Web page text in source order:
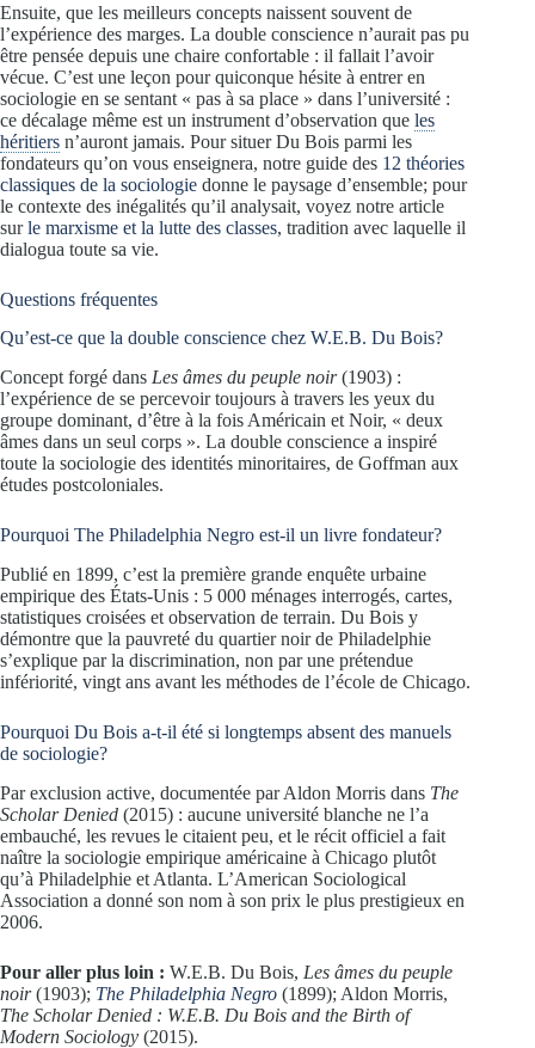
Ensuite, que les meilleurs concepts naissent souvent de
l’expérience des marges. La double conscience n’aurait pas pu
être pensée depuis une chaire confortable : il fallait l’avoir
vécue. C’est une leçon pour quiconque hésite à entrer en
sociologie en se sentant « pas à sa place » dans l’université :
ce décalage même est un instrument d’observation que les
héritiers n’auront jamais. Pour situer Du Bois parmi les
fondateurs qu’on vous enseignera, notre guide des 12 théories
classiques de la sociologie donne le paysage d’ensemble; pour
le contexte des inégalités qu’il analysait, voyez notre article
surle marxisme et la lutte des classes, tradition avec laquelle il
dialogua toute sa vie.
Questions fréquentes
Qu’est-ce que la double conscience chez W.E.B. Du Bois?
Concept forgé dans Les âmes du peuple noir(1903) :
l’expérience de se percevoir toujours à travers les yeux du
groupe dominant, d’être à la fois Américain et Noir, « deux
âmes dans un seul corps ». La double conscience a inspiré
toute la sociologie des identités minoritaires, de Goffman aux
études postcoloniales.
Pourquoi The Philadelphia Negro est-il un livre fondateur?
Publié en 1899, c’est la première grande enquête urbaine
empirique des États-Unis : 5 000 ménages interrogés, cartes,
statistiques croisées et observation de terrain. Du Bois y
démontre que la pauvreté du quartier noir de Philadelphie
s’explique par la discrimination, non par une prétendue
infériorité, vingt ans avant les méthodes de l’école de Chicago.
Pourquoi Du Bois a-t-il été si longtemps absent des manuels
de sociologie?
Par exclusion active, documentée par Aldon Morris dans The
Scholar Denied (2015) : aucune université blanche ne l’a
embauché, les revues le citaient peu, et le récit officiel a fait
naître la sociologie empirique américaine à Chicago plutôt
qu’à Philadelphie et Atlanta. L’American Sociological
Association a donné son nom à son prix le plus prestigieux en
2006.
Pour aller plus loin : W.E.B. Du Bois, Les âmes du peuple
noir(1903); The Philadelphia Negro (1899); Aldon Morris,
The Scholar Denied : W.E.B. Du Bois and the Birth of
Modern Sociology (2015).